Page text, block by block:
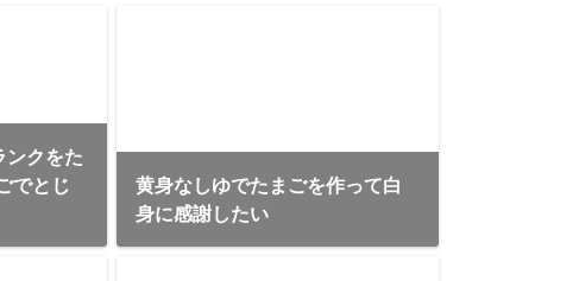
ンクをた
でとじ
黄身なしゆでたまごを作って白
身に感謝したい